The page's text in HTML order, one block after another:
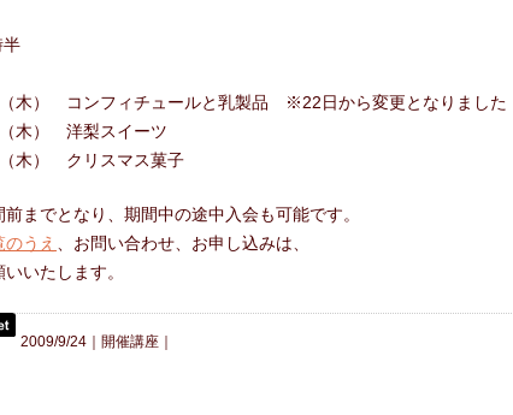
木） コンフィチュールと乳製品 ※22日から変更となりました
木） 洋梨スイーツ
木） クリスマス菓子
までとなり、期間中の途中入会も可能です。
うえ
、お問い合わせ、お申し込みは、
いたします。
2009/9/24｜開催講座 ｜